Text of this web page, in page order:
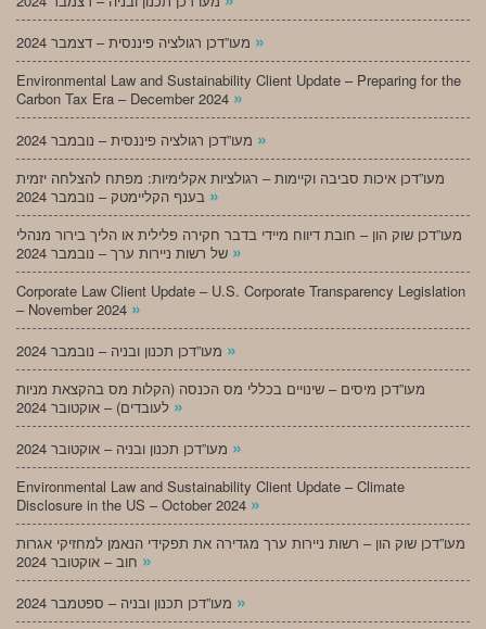
»
Environmental Law and Sustainability Client Update – Preparing for the
Carbon Tax Era – December 2024 »
»
מעו”דכן איכות סביבה וקיימות – רגולציות אקלימיות: מפתח להצלחה יזמית
»
מעו”דכן שוק הון – חובת דיווח מיידי בדבר חקירה פלילית או הליך בירור מנהלי
»
Corporate Law Client Update – U.S. Corporate Transparency Legislation
– November 2024 »
»
מעו”דכן מיסים – שינויים בכללי מס הכנסה (הקלות מס בהקצאת מניות
»
»
Environmental Law and Sustainability Client Update – Climate
Disclosure in the US – October 2024 »
מעו”דכן שוק הון – רשות ניירות ערך מגדירה את תפקידי הנאמן למחזיקי אגרות
»
»